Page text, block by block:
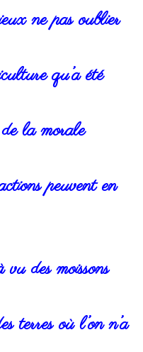
ne pas oublier
qu’a été
la morale
peuvent en
des moissons
terres où l’on n’a